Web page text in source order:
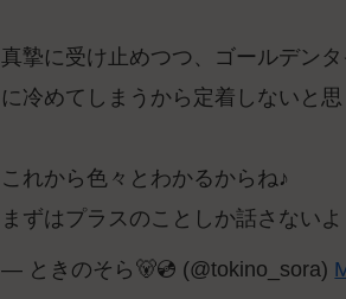
真摯に受け止めつつ、ゴールデン
に冷めてしまうから定着しないと
これから色々とわかるからね♪
まずはプラスのことしか話さない
— ときのそら🐻💿 (@tokino_sora)